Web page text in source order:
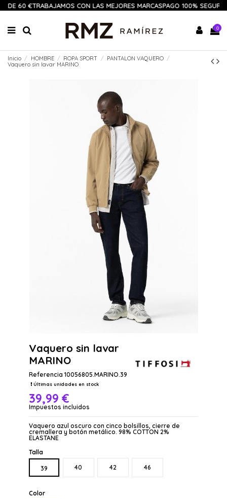
DE 60 €TRABAJAMOS CON LAS MEJORES MARCASPAGO 100% SEGURO
0
Inicio HOMBRE ROPA SPORT
PANTALON VAQUERO
Vaquero sin lavar MARINO
Vaquero sin lavar
MARINO
Referencia 10056805.MARINO.39
Últimas unidades en stock
39,99 €
Impuestos incluidos
Vaquero azul oscuro con cinco bolsillos, cierre de
cremallera y botón metálico. 98% COTTON 2%
ELASTANE
Talla
39 40 42 46
Color